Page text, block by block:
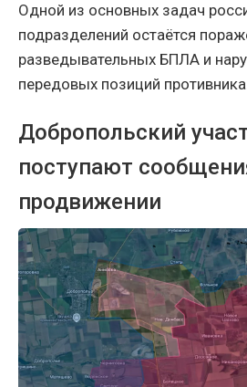
Одной из основных задач
подразделений остаётся
разведывательных БПЛА и
передовых позиций
Добропольский
поступают
продвижении